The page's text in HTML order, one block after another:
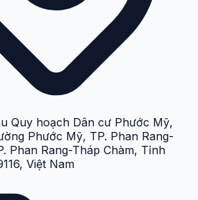
Quy hoạch Dân cư Phước Mỹ,
Phước Mỹ, TP. Phan Rang-
Phan Rang-Tháp Chàm, Tỉnh
Việt Nam